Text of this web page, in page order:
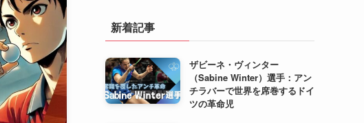
新着記事
ザビーネ・ヴィンター
（Sabine Winter）選手：アン
チラバーで世界を席巻するドイ
ツの革命児